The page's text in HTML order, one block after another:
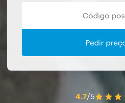
Pedir
4.7/5